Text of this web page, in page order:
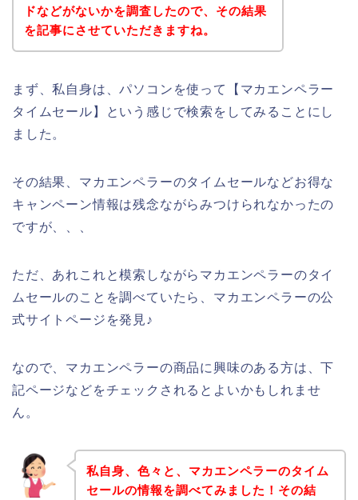
ドなどがないかを調査したので、その結果
を記事にさせていただきますね。
まず、私自身は、パソコンを使って【マカエンペラー
タイムセール】という感じで検索をしてみることにし
ました。
その結果、マカエンペラーのタイムセールなどお得な
キャンペーン情報は残念ながらみつけられなかったの
ですが、、、
ただ、あれこれと模索しながらマカエンペラーのタイ
ムセールのことを調べていたら、マカエンペラーの公
式サイトページを発見♪
なので、マカエンペラーの商品に興味のある方は、下
記ページなどをチェックされるとよいかもしれませ
ん。
私自身、色々と、マカエンペラーのタイム
セールの情報を調べてみました！その結